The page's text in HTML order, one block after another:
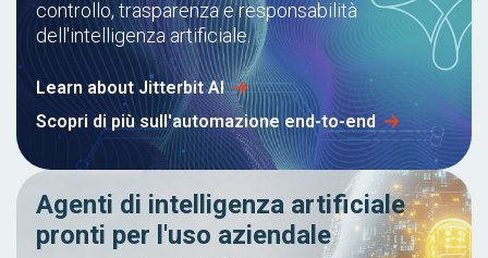
controllo, trasparenza e responsabilità
dell'intelligenza artificiale.
Learn about Jitterbit AI
Scopri di più sull'automazione end-to-end
Agenti di intelligenza artificiale
pronti per l'uso aziendale